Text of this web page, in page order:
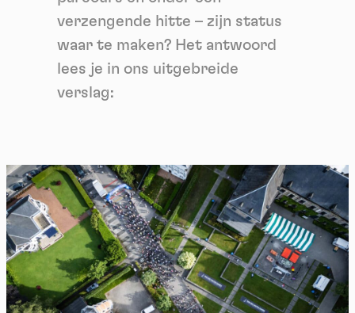
verzengende hitte – zijn status
waar te maken? Het antwoord
lees je in ons uitgebreide
verslag: